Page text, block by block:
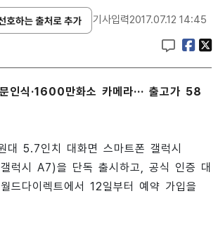
기사입력2017.07.12 14:45
인식·1600만화소 카메라··· 출고가 58
대 5.7인치 대화면 스마트폰 갤럭시
럭시 A7)을 단독 출시하고, 공식 인증 대
드다이렉트에서 12일부터 예약 가입을